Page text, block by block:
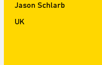
Stephen Kirk
Jason Schlarb
UK
Tamaryn Small